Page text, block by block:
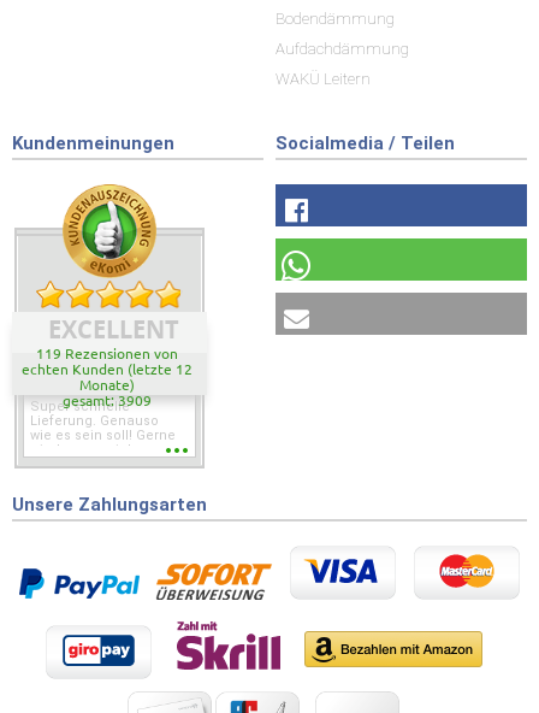
Bodendämmung
Aufdachdämmung
WAKÜ Leitern
Kundenmeinungen
EXCELLENT
119 Rezensionen von
echten Kunden (letzte 12
Monate)
gesamt: 3909
Super schnelle
Lieferung. Genauso
wie es sein soll! Gerne
wieder wenn ich was
Socialmedia / Teilen
Unsere Zahlungsarten